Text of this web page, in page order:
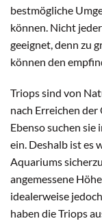
bestmögliche
können. Nicht
geeignet, denn zu
können den
Triops sind von
nach Erreichen der
Ebenso suchen sie
ein. Deshalb ist es
Aquariums
angemessene
idealerweise
haben die Triops